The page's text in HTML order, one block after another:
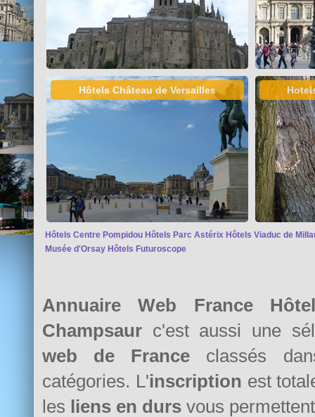
Hôtels Château de Versailles
Hôtels Centre Pompidou Hôtels Parc Astérix Hôtels Viaduc de
Musée d'Orsay Hôtels Futuroscope
Annuaire Web France
Champsaur c'est aussi une
web de France classés
catégories. L'inscription est
les liens en durs vous